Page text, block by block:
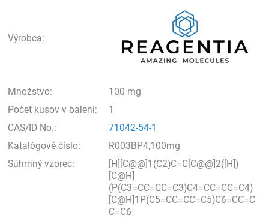
Výrobca:
Množstvo:
100 mg
Počet kusov v balení:
1
CAS/ID No.:
71042-54-1
Katalógové číslo:
R003BP4,100mg
Súhrnný vzorec:
[H][C@@]1(C2)C=C[C@@]2([H])
[C@H]
(P(C3=CC=CC=C3)C4=CC=CC=C4)
[C@H]1P(C5=CC=CC=C5)C6=CC=C
C=C6